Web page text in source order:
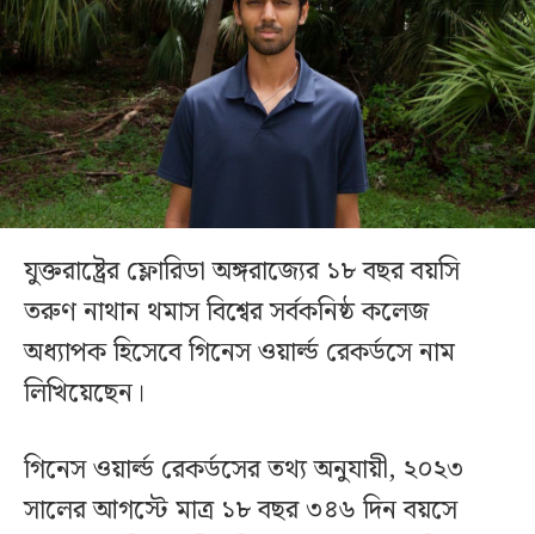
যুক্তরাষ্ট্রের ফ্লোরিডা অঙ্গরাজ্যের ১৮ বছর বয়সি
তরুণ নাথান থমাস বিশ্বের সর্বকনিষ্ঠ কলেজ
অধ্যাপক হিসেবে গিনেস ওয়ার্ল্ড রেকর্ডসে নাম
লিখিয়েছেন।
গিনেস ওয়ার্ল্ড রেকর্ডসের তথ্য অনুযায়ী, ২০২৩
সালের আগস্টে মাত্র ১৮ বছর ৩৪৬ দিন বয়সে